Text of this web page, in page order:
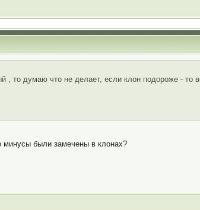
, то думаю что не делает, если клон подороже - то
минусы были замечены в клонах?